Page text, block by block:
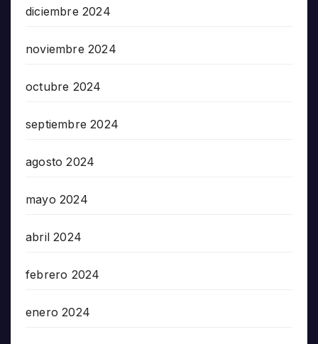
diciembre 2024
noviembre 2024
octubre 2024
septiembre 2024
agosto 2024
mayo 2024
abril 2024
febrero 2024
enero 2024